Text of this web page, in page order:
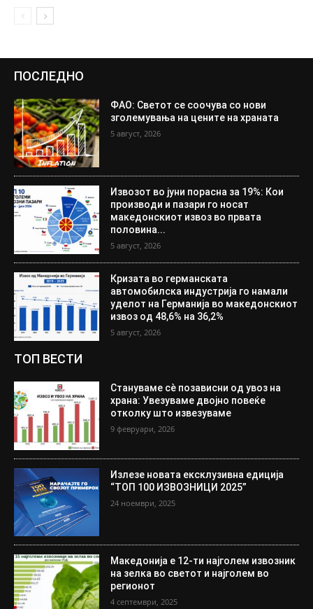
ПОСЛЕДНО
ФАО: Светот се соочува со нови
зголемувања на цените на храната
5 август, 2026
Извозот во јуни порасна за 19%: Кои
производи и пазари го носат
македонскиот извоз во првата
половина...
5 август, 2026
Кризата во германската
автомобилска индустрија го намали
уделот на Германија во македонскиот
извоз од 48,6% на 36,2%
5 август, 2026
ТОП ВЕСТИ
Стануваме сè позависни од увоз на
храна: Увезуваме двојно повеќе
отколку што извезуваме
9 февруари, 2026
Излезе новата ексклузивна едиција
“ТОП 100 ИЗВОЗНИЦИ 2025”
24 ноември, 2025
Македонија е 12-ти најголем извозник
на зелка во светот и најголем во
регионот
4 септември, 2025